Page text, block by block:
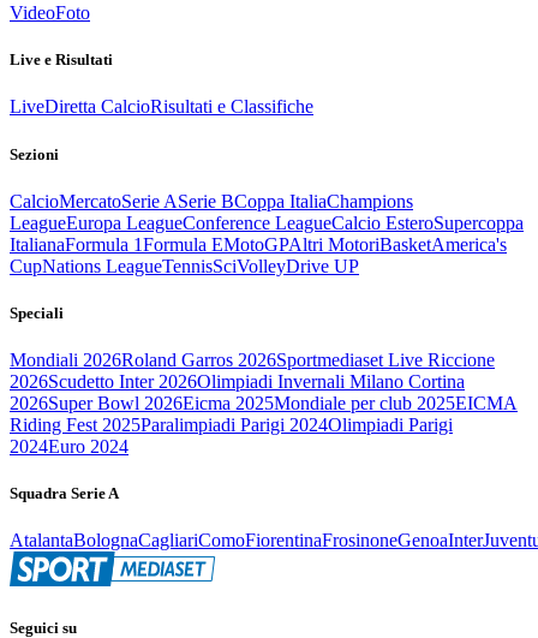
VideoFoto
Live e Risultati
LiveDiretta CalcioRisultati e Classifiche
Sezioni
CalcioMercatoSerie ASerie BCoppa ItaliaChampions
LeagueEuropa LeagueConference LeagueCalcio EsteroSupercoppa
ItalianaFormula 1Formula EMotoGPAltri MotoriBasketAmerica's
CupNations LeagueTennisSciVolleyDrive UP
Speciali
Mondiali 2026Roland Garros 2026Sportmediaset Live Riccione
2026Scudetto Inter 2026Olimpiadi Invernali Milano Cortina
2026Super Bowl 2026Eicma 2025Mondiale per club 2025EICMA
Riding Fest 2025Paralimpiadi Parigi 2024Olimpiadi Parigi
2024Euro 2024
Squadra Serie A
AtalantaBolognaCagliariComoFiorentinaFrosinoneGenoaInter
Seguici su